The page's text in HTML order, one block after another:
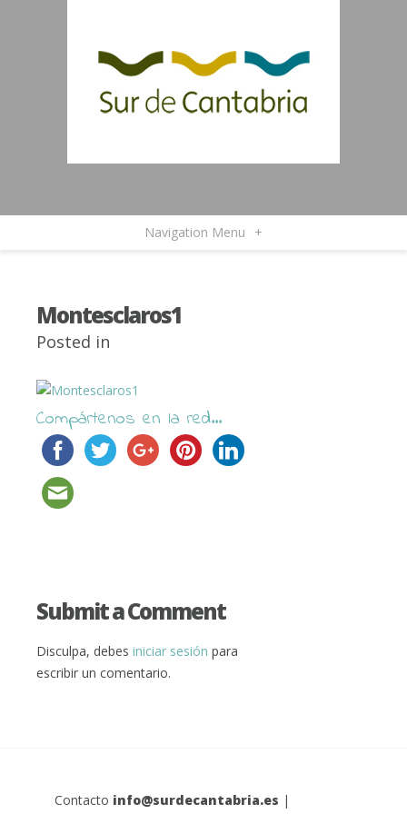
Navigation Menu +
Montesclaros1
Posted in
Compártenos en la red...
Submit a Comment
Disculpa, debes iniciar sesión para
escribir un comentario.
Contacto info@surdecantabria.es |